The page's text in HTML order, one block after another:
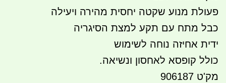
פעולת מנוע שקטה יחסית מהירה ויעילה
כבל מתח עם תקע למצת הסיגריה
ידית אחיזה נוחה לשימוש
כולל קופסא לאחסון ונשיאה.
מק'ט 906187